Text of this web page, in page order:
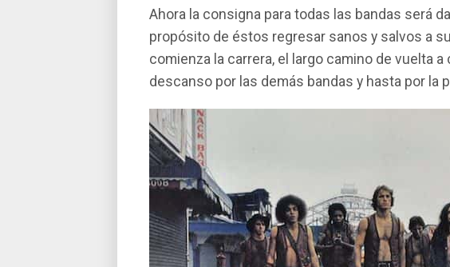
Ahora la consigna para todas las bandas será
propósito de éstos regresar sanos y salvos a
comienza la carrera, el largo camino de vuelta
descanso por las demás bandas y hasta por la